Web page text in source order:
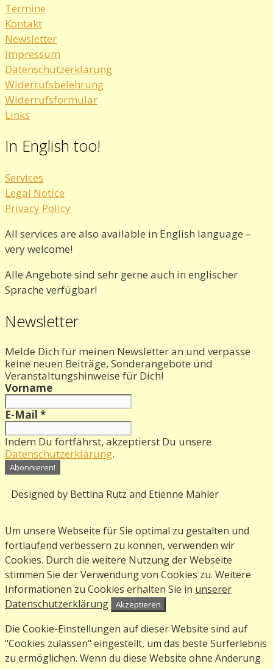
Termine
Kontakt
Newsletter
Impressum
Datenschutzerklärung
Widerrufsbelehrung
Widerrufsformular
Links
In English too!
Services
Legal Notice
Privacy Policy
All services are also available in English language –
very welcome!
Alle Angebote sind sehr gerne auch in englischer
Sprache verfügbar!
Newsletter
Melde Dich für meinen Newsletter an und verpasse
keine neuen Beiträge, Sonderangebote und
Veranstaltungshinweise für Dich!
Vorname
E-Mail *
Indem Du fortfährst, akzeptierst Du unsere
Datenschutzerklärung.
Designed by Bettina Rutz and Etienne Mahler
Um unsere Webseite für Sie optimal zu gestalten und
fortlaufend verbessern zu können, verwenden wir
Cookies. Durch die weitere Nutzung der Webseite
stimmen Sie der Verwendung von Cookies zu. Weitere
Informationen zu Cookies erhalten Sie in unserer
Datenschutzerklärung
Akzeptieren
Die Cookie-Einstellungen auf dieser Website sind auf
"Cookies zulassen" eingestellt, um das beste Surferlebnis
zu ermöglichen. Wenn du diese Website ohne Änderung